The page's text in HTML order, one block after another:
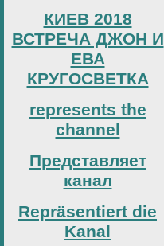
КИЕВ 2018
ВСТРЕЧА ДЖОН И
ЕВА
КРУГОСВЕТКА
represents the
channel
Представляет
канал
Repräsentiert die
Kanal